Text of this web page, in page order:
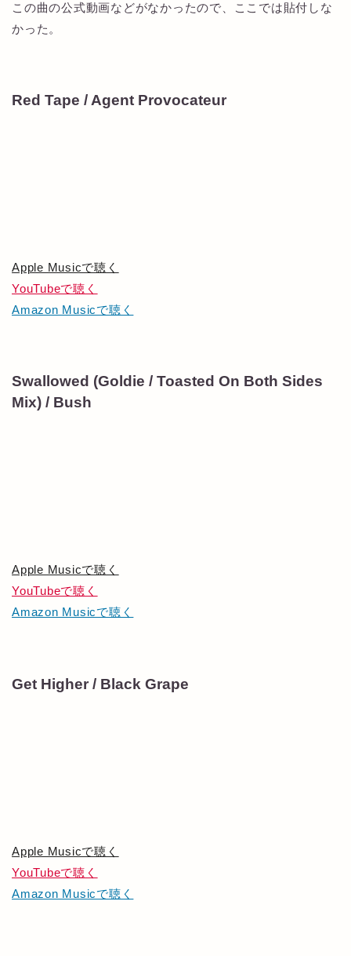
この曲の公式動画などがなかったので、ここでは貼付しな
かった。
Red Tape / Agent Provocateur
Apple Musicで聴く
YouTubeで聴く
Amazon Musicで聴く
Swallowed (Goldie / Toasted On Both Sides
Mix) / Bush
Apple Musicで聴く
YouTubeで聴く
Amazon Musicで聴く
Get Higher / Black Grape
Apple Musicで聴く
YouTubeで聴く
Amazon Musicで聴く